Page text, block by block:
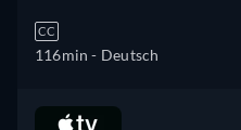
CC
116min - Deutsch